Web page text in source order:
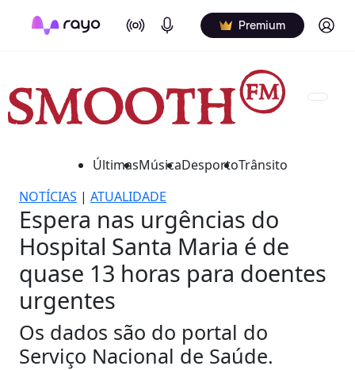
On Air Podcasts Premium Log in
ÚltimasMúsicaDesportoTrânsito
NOTÍCIAS | ATUALIDADE
Espera nas urgências do
Hospital Santa Maria é de
quase 13 horas para doentes
urgentes
Os dados são do portal do
Serviço Nacional de Saúde.